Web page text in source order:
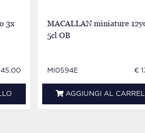
3x
MACALLAN miniature
5cl OB
MI0594E €
AGGIUNGI AL